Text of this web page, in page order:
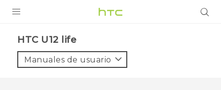
VIVE
HTC U12 life‎
Manuales de usuario